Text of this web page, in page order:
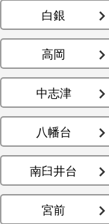
白銀
高岡
中志津
八幡台
南臼井台
宮前